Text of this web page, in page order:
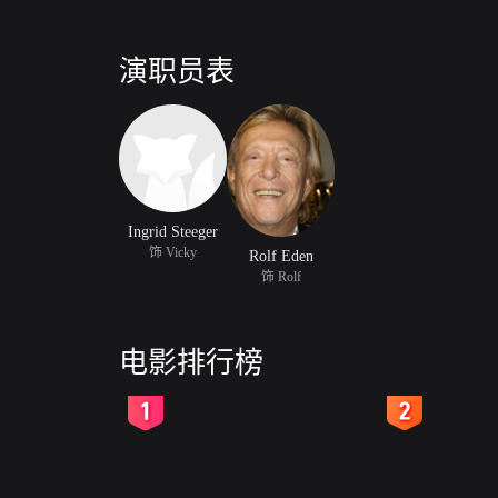
演职员表
Ingrid Steeger
饰 Vicky Rolf Eden
饰 Rolf
电影排行榜